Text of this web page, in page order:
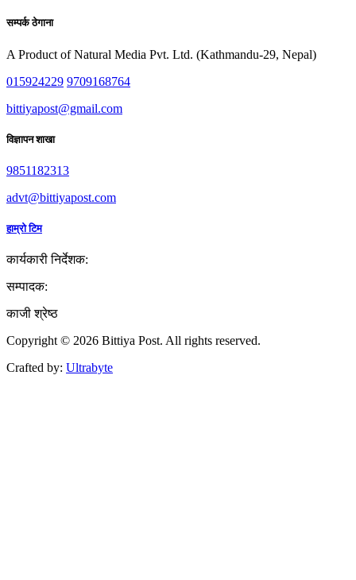
सम्पर्क ठेगाना
A Product of Natural Media Pvt. Ltd. (Kathmandu-29, Nepal)
015924229 9709168764
bittiyapost@gmail.com
विज्ञापन शाखा
9851182313
advt@bittiyapost.com
हाम्रो टिम
कार्यकारी निर्देशक:
सम्पादक:
काजी श्रेष्ठ
Copyright © 2026 Bittiya Post. All rights reserved.
Crafted by: Ultrabyte